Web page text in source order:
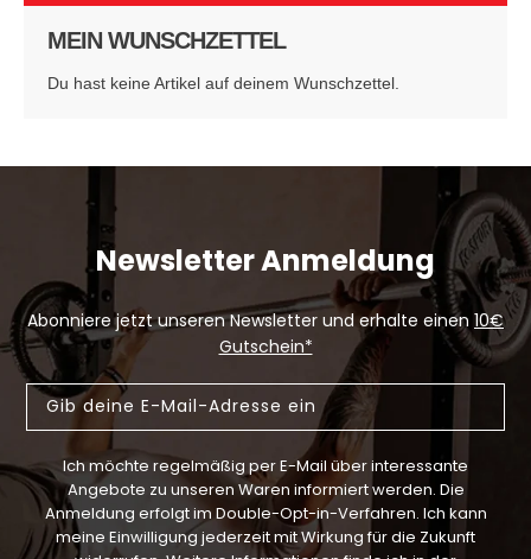
MEIN WUNSCHZETTEL
Du hast keine Artikel auf deinem Wunschzettel.
Newsletter Anmeldung
Abonniere jetzt unseren Newsletter und erhalte einen 10€
Gutschein*
Email
Ich möchte regelmäßig per E-Mail über interessante
Angebote zu unseren Waren informiert werden. Die
Anmeldung erfolgt im Double-Opt-in-Verfahren. Ich kann
meine Einwilligung jederzeit mit Wirkung für die Zukunft